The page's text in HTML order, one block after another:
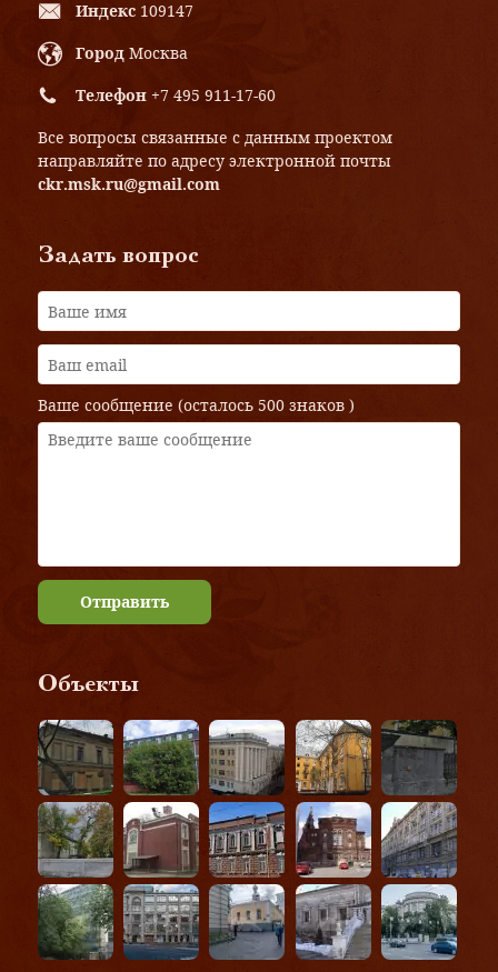
Индекс 109147
Город Москва
Телефон +7 495 911-17-60
Все вопросы связанные с данным проектом
направляйте по адресу электронной почты
ckr.msk.ru@gmail.com
Задать вопрос
Ваше сообщение (осталось 500 знаков )
Отправить
Объекты